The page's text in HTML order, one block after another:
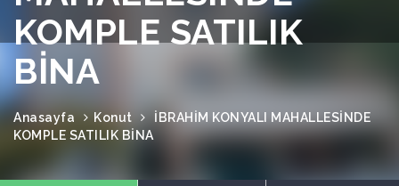
KOMPLE SATILIK
BİNA
Anasayfa Konut
İBRAHİM KONYALI MAHALLESİNDE
KOMPLE SATILIK BİNA